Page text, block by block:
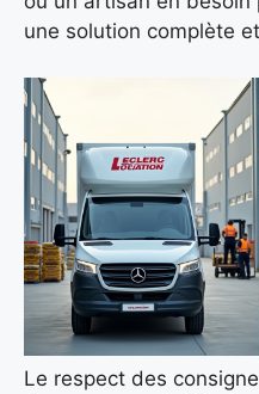
une solution complète
Le respect des